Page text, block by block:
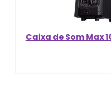
Caixa de Som Max